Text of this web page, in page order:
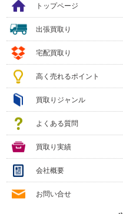
トップページ
出張買取り
宅配買取り
高く売れるポイント
買取りジャンル
よくある質問
買取り実績
会社概要
お問い合せ